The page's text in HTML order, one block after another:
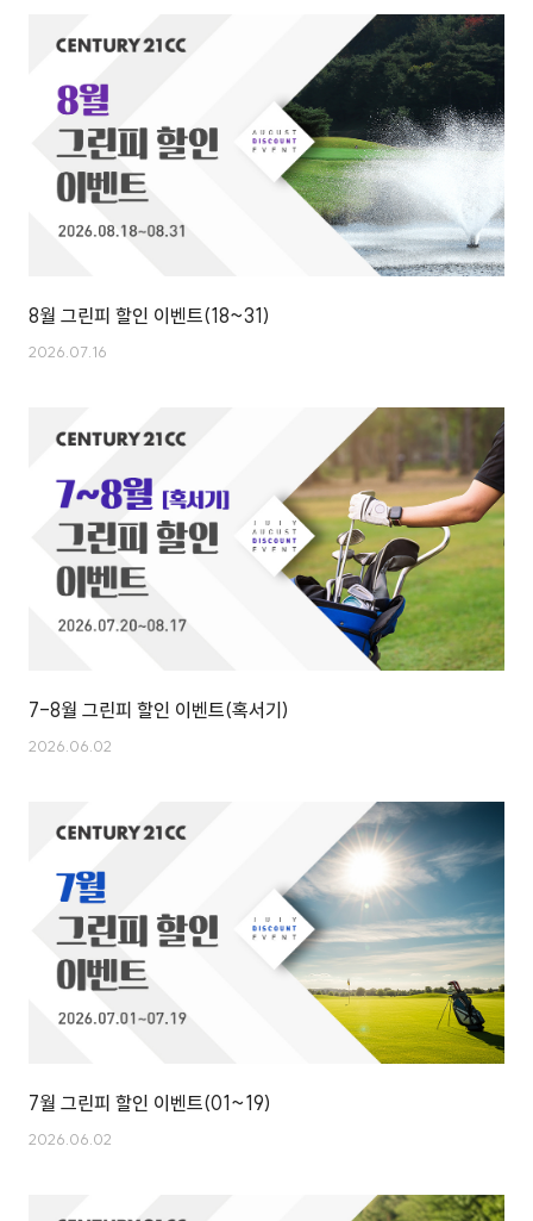
8월 그린피 할인 이벤트(18~31)
2026.07.16
7-8월 그린피 할인 이벤트(혹서기)
2026.06.02
7월 그린피 할인 이벤트(01~19)
2026.06.02